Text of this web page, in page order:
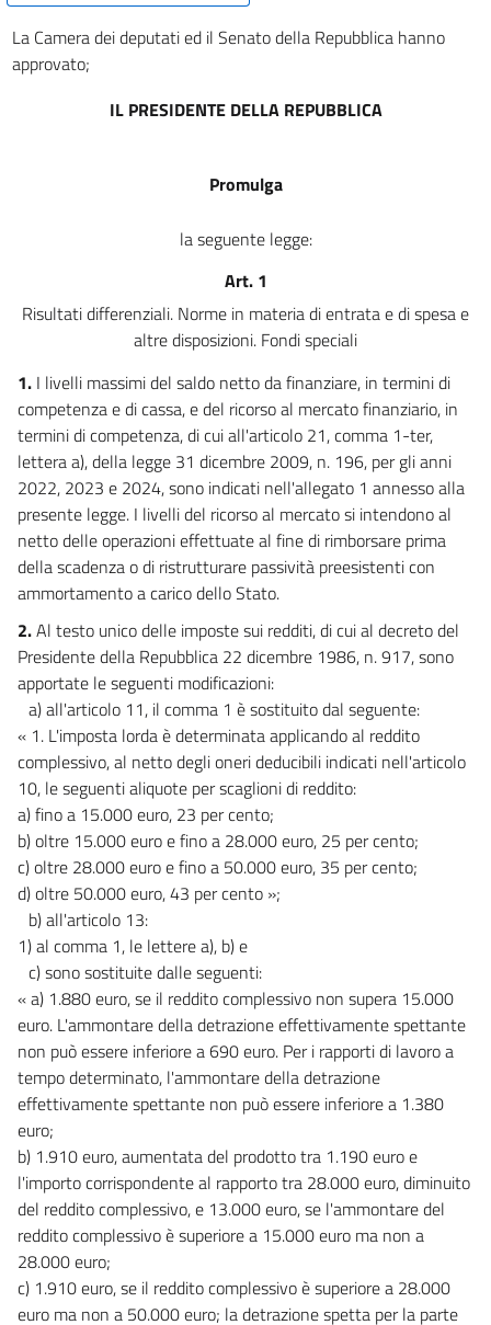
5
6
13
15
16
17
18
19
20
21
Allegati
Allegati
Allegato 1
Allegato 2
Allegato 3
Allegato 4
Allegato 5
Allegato 6
Allegato 7
Allegato 8
Allegato 9
Allegato 10
Allegato 11
Allegato 12
Allegato 13
Allegato 14
Allegato 15
Allegato 16
Allegato 17
Allegato 18
La Camera dei deputati ed il Senato della Repubblica hanno
approvato;
IL PRESIDENTE DELLA REPUBBLICA
Promulga
la seguente legge:
Art. 1
Risultati differenziali. Norme in materia di entrata e di spesa e
altre disposizioni. Fondi speciali
1. I livelli massimi del saldo netto da finanziare, in termini di
competenza e di cassa, e del ricorso al mercato finanziario, in
termini di competenza, di cui all'articolo 21, comma 1-ter,
lettera a), della legge 31 dicembre 2009, n. 196, per gli anni
2022, 2023 e 2024, sono indicati nell'allegato 1 annesso alla
presente legge. I livelli del ricorso al mercato si intendono al
netto delle operazioni effettuate al fine di rimborsare prima
della scadenza o di ristrutturare passività preesistenti con
ammortamento a carico dello Stato.
2.Al testo unico delle imposte sui redditi, di cui al decreto del
Presidente della Repubblica 22 dicembre 1986, n. 917, sono
apportate le seguenti modificazioni:
a) all'articolo 11, il comma 1 è sostituito dal seguente:
« 1. L'imposta lorda è determinata applicando al reddito
complessivo, al netto degli oneri deducibili indicati nell'articolo
10, le seguenti aliquote per scaglioni di reddito:
a) fino a 15.000 euro, 23 per cento;
b) oltre 15.000 euro e fino a 28.000 euro, 25 per cento;
c) oltre 28.000 euro e fino a 50.000 euro, 35 per cento;
d) oltre 50.000 euro, 43 per cento »;
b) all'articolo 13:
1) al comma 1, le lettere a), b) e
c) sono sostituite dalle seguenti:
« a) 1.880 euro, se il reddito complessivo non supera 15.000
euro. L'ammontare della detrazione effettivamente spettante
non può essere inferiore a 690 euro. Per i rapporti di lavoro a
tempo determinato, l'ammontare della detrazione
effettivamente spettante non può essere inferiore a 1.380
euro;
b) 1.910 euro, aumentata del prodotto tra 1.190 euro e
l'importo corrispondente al rapporto tra 28.000 euro, diminuito
del reddito complessivo, e 13.000 euro, se l'ammontare del
reddito complessivo è superiore a 15.000 euro ma non a
28.000 euro;
c) 1.910 euro, se il reddito complessivo è superiore a 28.000
euro ma non a 50.000 euro; la detrazione spetta per la parte